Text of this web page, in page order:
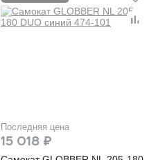
Последняя цена
15 018 ₽